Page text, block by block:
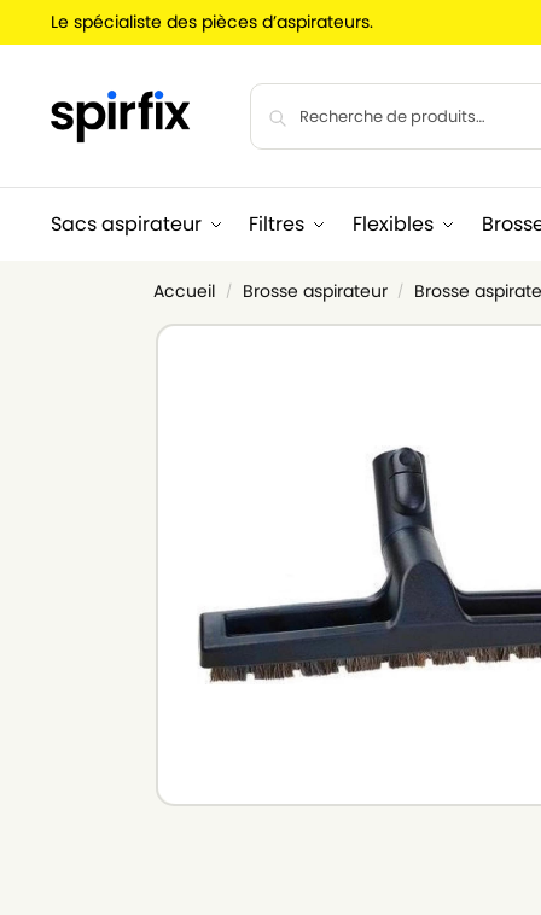
Le spécialiste des pièces d’aspirateurs.
Sacs aspirateur Filtres Flexibles
Accueil / Brosse aspirateur / Brosse